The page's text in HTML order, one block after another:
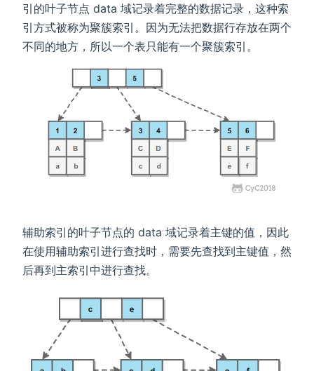
引的叶子节点 data 域记录着完整的数据记录，这种索
引方式被称为聚簇索引。因为无法把数据行存放在两个
不同的地方，所以一个表只能有一个聚簇索引。
辅助索引的叶子节点的 data 域记录着主键的值，因此
在使用辅助索引进行查找时，需要先查找到主键值，然
后再到主索引中进行查找。